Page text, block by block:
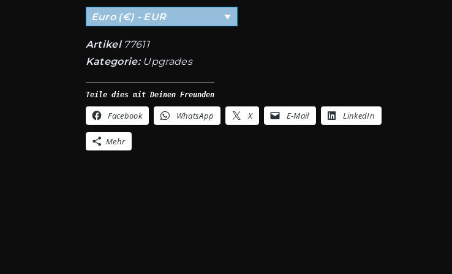
für
Gewerbe
Anzahl
Euro (€) - EUR
Artikel 77611
Kategorie: Upgrades
Teile dies mit Deinen Freunden
Facebook WhatsApp X E-Mail LinkedIn
Mehr